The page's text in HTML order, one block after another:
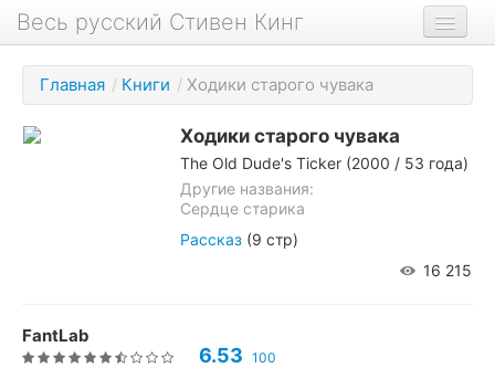
Весь русский Стивен Кинг
Книги
Фильмы
Аудиокниги
Главная / Книги / Ходики старого чувака
Ходики старого чувака
The Old Dude's Ticker (2000 / 53 года)
Другие названия:
Сердце старика
Рассказ (9 стр)
16 215
FantLab
6.53 100